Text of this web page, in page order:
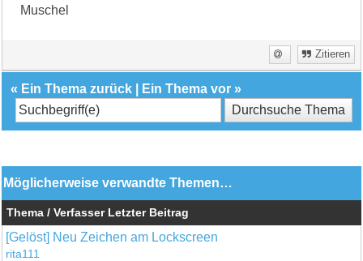
Muschel
Zitieren
« Ein Thema zurück Ein Thema vor »
Möglicherweise verwandte Themen…
Thema / Verfasser Letzter Beitrag
[Gelöst] Neu Zeichen am Lockscreen
rita111